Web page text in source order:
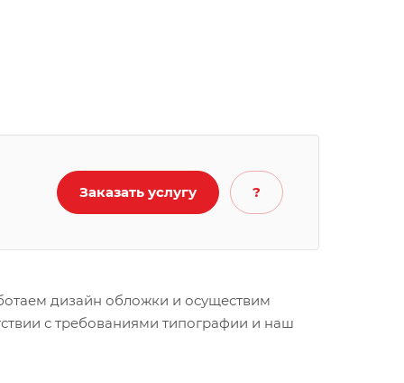
Заказать услугу ?
дизайн обложки и осуществим
с требованиями типографии и наш